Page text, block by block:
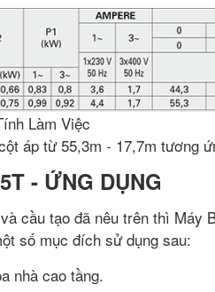
Làm Việc
áp từ 55,3m - 17,7m tương
- ỨNG DỤNG
cầu tạo đã nêu trên thì Máy
số mục đích sử dụng sau:
nhà cao tầng.